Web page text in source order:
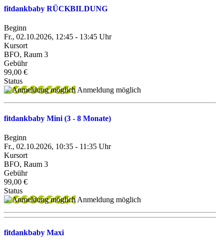
fitdankbaby RÜCKBILDUNG
Beginn
Fr., 02.10.2026, 12:45 - 13:45 Uhr
Kursort
BFO, Raum 3
Gebühr
99,00 €
Status
Anmeldung möglich
fitdankbaby Mini (3 - 8 Monate)
Beginn
Fr., 02.10.2026, 10:35 - 11:35 Uhr
Kursort
BFO, Raum 3
Gebühr
99,00 €
Status
Anmeldung möglich
fitdankbaby Maxi